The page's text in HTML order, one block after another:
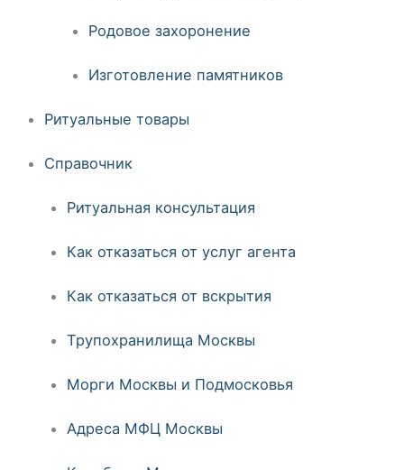
Родовое захоронение
Изготовление памятников
Ритуальные товары
Справочник
Ритуальная консультация
Как отказаться от услуг агента
Как отказаться от вскрытия
Трупохранилища Москвы
Морги Москвы и Подмосковья
Адреса МФЦ Москвы